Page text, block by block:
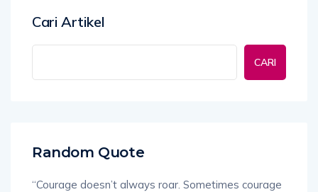
Cari Artikel
CARI
Random Quote
“Courage doesn’t always roar. Sometimes courage